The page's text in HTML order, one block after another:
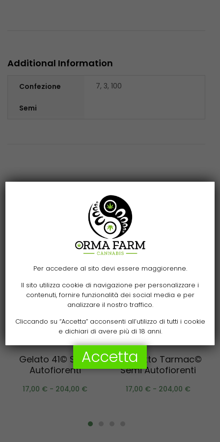
Additional Information
Confezione
Semi
7, 3, 100
Gelato 41© Semi
Autofiorenti
17,00 € - 204,00 €
Amaretto Tarmac©
Semi Autofiorenti
17,00 € - 204,00 €
Per accedere al sito devi essere maggiorenne.
Il sito utilizza cookie di navigazione per personalizzare i
contenuti, fornire funzionalità dei social media e per
analizzare il nostro traffico.
Cliccando su “Accetta” acconsenti all’utilizzo di tutti i cookie
e dichiari di avere più di 18 anni.
Accetta